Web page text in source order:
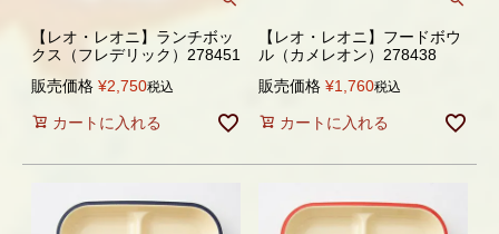
【レオ・レオニ】ランチボッ
クス（フレデリック）278451
販売価格 ¥2,750税込
カートに入れる
【レオ・レオニ】フードボウ
ル（カメレオン）278438
販売価格 ¥1,760税込
カートに入れる